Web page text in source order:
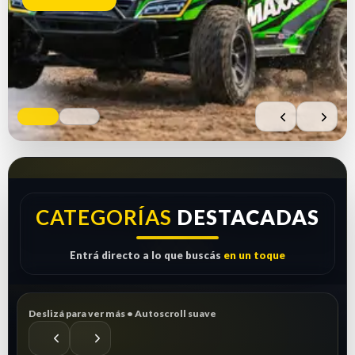
Comprar ahora Ver repuestos
CATEGORÍAS DESTACADAS
Entrá directo a lo que buscás en un toque
Deslizá para ver más • Autoscroll suave